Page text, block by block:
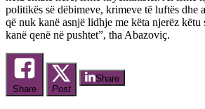
politikës së dëbimeve, krimeve të luftës dhe
që nuk kanë asnjë lidhje me këta njerëz këtu
kanë qenë në pushtet”, tha Abazoviç.
Share Post
Share